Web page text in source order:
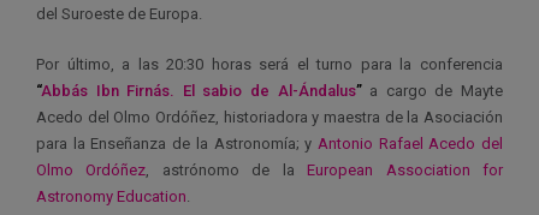
del Suroeste de Europa.
Por último, a las 20:30 horas será el turno para la conferencia
“Abbás Ibn Firnás. El sabio de Al-Ándalus”a cargo de Mayte
Acedo del Olmo Ordóñez, historiadora y maestra de la Asociación
para la Enseñanza de la Astronomía; y Antonio Rafael Acedo del
Olmo Ordóñez , astrónomo de la European Association for
Astronomy Education